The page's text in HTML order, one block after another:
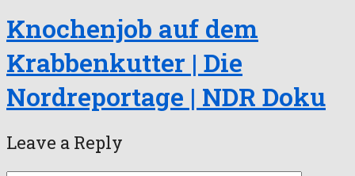
Knochenjob auf dem
Krabbenkutter | Die
Nordreportage | NDR Doku
Leave a Reply